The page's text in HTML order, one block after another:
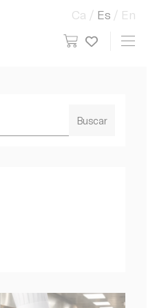
view cartMy
Ca Es En
Buscar